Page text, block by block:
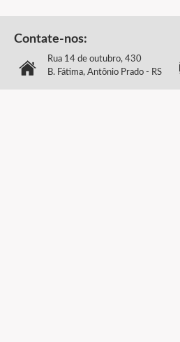
Contate-nos:
Rua 14 de outubro, 430
B. Fátima, Antônio Prado - RS